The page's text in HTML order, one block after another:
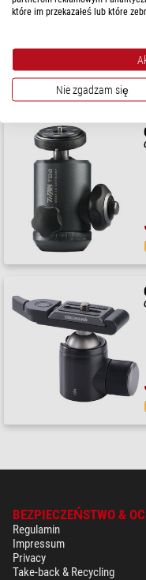
BEZPIECZEŃSTWO &
Regulamin
Impressum
Privacy
Take-back & Recycling
które im przekazałeś lub które
Nie zgadzam się